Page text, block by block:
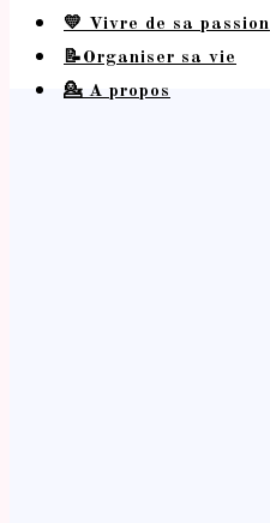
💛 Vivre de sa passion
📝Organiser sa vie
💁 A propos